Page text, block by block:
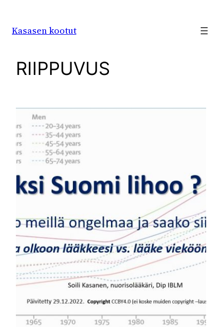
Kasasen kootut
RIIPPUVUS